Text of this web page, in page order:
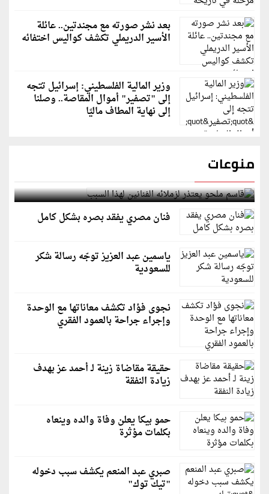
بعد نشر صورته مع مجندتين.. عائلة
الأسير الدريملي تكشف كواليس اختفائه
وزير المالية الفلسطيني: إسرائيل تتجه
إلى "تصفير" أموال المقاصة.. وصلنا
إلى نهاية المطاف ماليًا
منوعات
قاسم ملحو يعتذر لزملائه الفنانين لهذا السبب
فنان مصري يفقد بصره بشكل كامل
ياسمين عبد العزيز توجّه رسالة شكر
للسعودية
نجوى فؤاد تكشف معاناتها مع الوحدة
وإجراء جراحة بالعمود الفقري
حقيقة مقاضاة زينة لـ أحمد عز بهدف
زيادة النفقة
حمو بيكا يعلن وفاة والده وينعاه
بكلمات مؤثرة
صبري عبد المنعم يكشف سبب دخوله
"تيك توك"